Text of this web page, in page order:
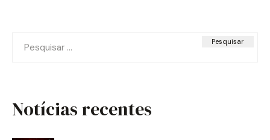
por:
Notícias recentes